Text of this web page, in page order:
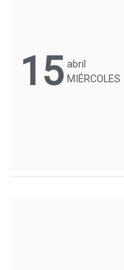
15 abril
MIÉRCOLES